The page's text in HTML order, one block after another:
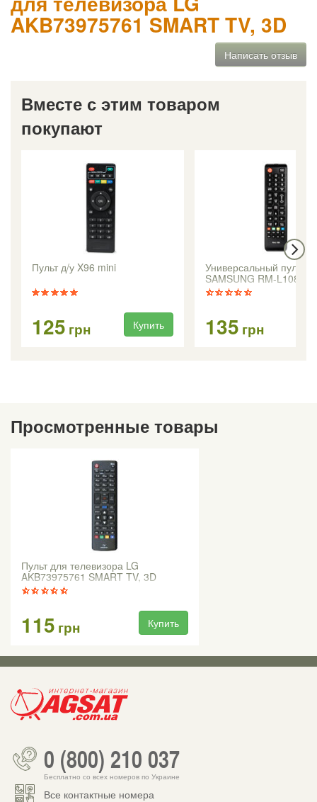
AKB73975761 SMART TV, 3D
Написать отзыв
Вместе с этим товаром
покупают
Пульт д/у X96 mini
125 грн Купить
Универсальный пульт
SAMSUNG RM-L1088
135 грн
Просмотренные товары
Пульт для телевизора LG
AKB73975761 SMART TV, 3D
115 грн Купить
0 (800) 210 037
Бесплатно со всех номеров по Украине
Все контактные номера